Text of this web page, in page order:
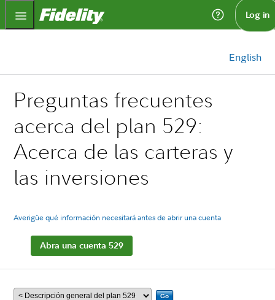
Fidelity.com Home Log in
English
Preguntas frecuentes
acerca del plan 529:
Acerca de las carteras y
las inversiones
Averigüe qué información necesitará antes de abrir una cuenta
Abra una cuenta 529
Go